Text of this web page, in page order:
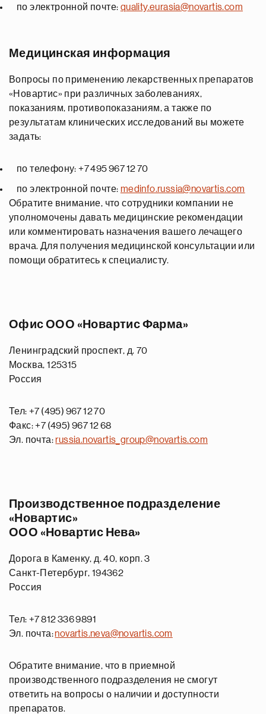
по электронной почте: quality.eurasia@novartis.com
Медицинская информация
Вопросы по применению лекарственных препаратов
«Новартис» при различных заболеваниях,
показаниям, противопоказаниям, а также по
результатам клинических исследований вы можете
задать:
по телефону: +7 495 967 12 70
по электронной почте: medinfo.russia@novartis.com
Обратите внимание, что сотрудники компании не
уполномочены давать медицинские рекомендации
или комментировать назначения вашего лечащего
врача. Для получения медицинской консультации или
помощи обратитесь к специалисту.
Офис ООО «Новартис Фарма»
Ленинградский проспект, д. 70
Москва, 125315
Россия
Тел: +7 (495) 967 12 70
Факс: +7 (495) 967 12 68
Эл. почта:russia.novartis_group@novartis.com
Производственное подразделение
«Новартис»
ООО «Новартис Нева»
Дорога в Каменку, д. 40, корп. 3
Санкт-Петербург, 194362
Россия
Тел: +7 812 336 9891
Эл. почта:novartis.neva@novartis.com
Обратите внимание, что в приемной
производственного подразделения не смогут
ответить на вопросы о наличии и доступности
препаратов.